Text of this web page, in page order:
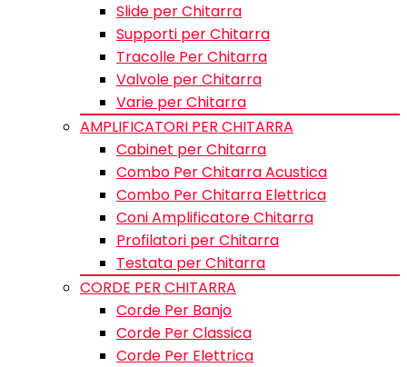
Slide per Chitarra
Supporti per Chitarra
Tracolle Per Chitarra
Valvole per Chitarra
Varie per Chitarra
AMPLIFICATORI PER CHITARRA
Cabinet per Chitarra
Combo Per Chitarra Acustica
Combo Per Chitarra Elettrica
Coni Amplificatore Chitarra
Profilatori per Chitarra
Testata per Chitarra
CORDE PER CHITARRA
Corde Per Banjo
Corde Per Classica
Corde Per Elettrica